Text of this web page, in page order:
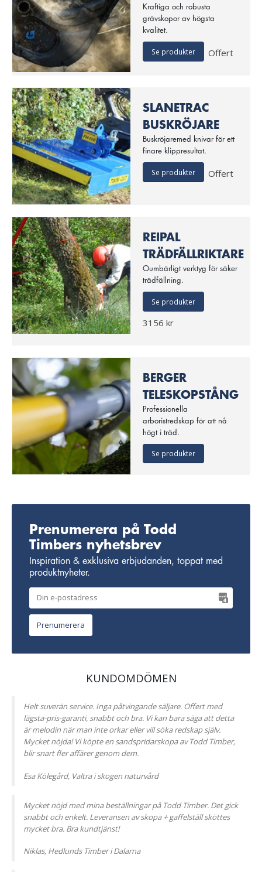
Kraftiga och robusta
grävskopor av högsta
kvalitet.
Se produkter Offert
SLANETRAC
BUSKRÖJARE
Buskröjaremed knivar för ett
finare klippresultat.
Se produkter Offert
REIPAL
TRÄDFÄLLRIKTARE
Oumbärligt verktyg för säker
trädfällning.
Se produkter
3156 kr
BERGER
TELESKOPSTÅNG
Professionella
arboristredskap för att nå
högt i träd.
Se produkter
Prenumerera på Todd
Timbers nyhetsbrev
Inspiration & exklusiva erbjudanden, toppat med
produktnyheter.
KUNDOMDÖMEN
Helt suverän service. Inga påtvingande säljare. Offert med
lägsta-pris-garanti, snabbt och bra. Vi kan bara säga att detta
är melodin när man inte orkar eller vill söka redskap själv.
Mycket nöjda! Vi köpte en sandspridarskopa av Todd Timber,
blir snart fler affärer genom dem.
Esa Kölegård, Valtra i skogen naturvård
Mycket nöjd med mina beställningar på Todd Timber. Det gick
snabbt och enkelt. Leveransen av skopa + gaffelställ sköttes
mycket bra. Bra kundtjänst!
Niklas, Hedlunds Timber i Dalarna